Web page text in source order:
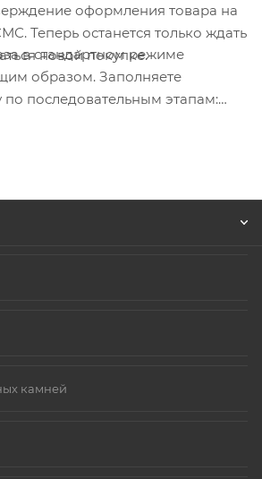
оформления товара на
Теперь останется только ждать
новой покупке.
в стандартном режиме
образом. Заполняете
последовательным этапам:
камней